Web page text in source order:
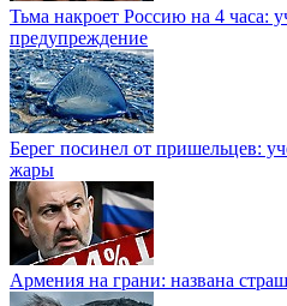
Тьма накроет Россию на 4 часа:
предупреждение
Берег посинел от пришельцев:
жары
Армения на грани: названа